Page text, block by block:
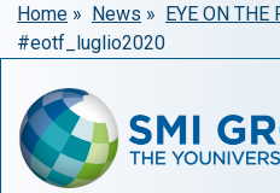
Home » News » EYE ON THE
#eotf_luglio2020